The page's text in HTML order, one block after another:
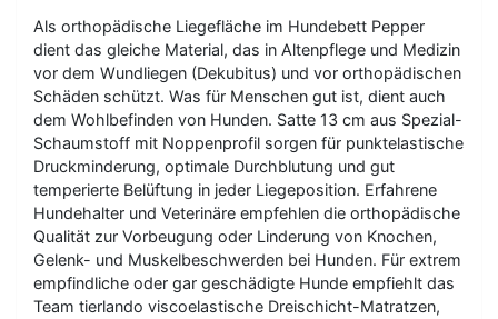
Als orthopädische Liegefläche im Hundebett Pepper
dient das gleiche Material, das in Altenpflege und Medizin
vor dem Wundliegen (Dekubitus) und vor orthopädischen
Schäden schützt. Was für Menschen gut ist, dient auch
dem Wohlbefinden von Hunden. Satte 13 cm aus Spezial-
Schaumstoff mit Noppenprofil sorgen für punktelastische
Druckminderung, optimale Durchblutung und gut
temperierte Belüftung in jeder Liegeposition. Erfahrene
Hundehalter und Veterinäre empfehlen die orthopädische
Qualität zur Vorbeugung oder Linderung von Knochen,
Gelenk- und Muskelbeschwerden bei Hunden. Für extrem
empfindliche oder gar geschädigte Hunde empfiehlt das
Team tierlando viscoelastische Dreischicht-Matratzen,